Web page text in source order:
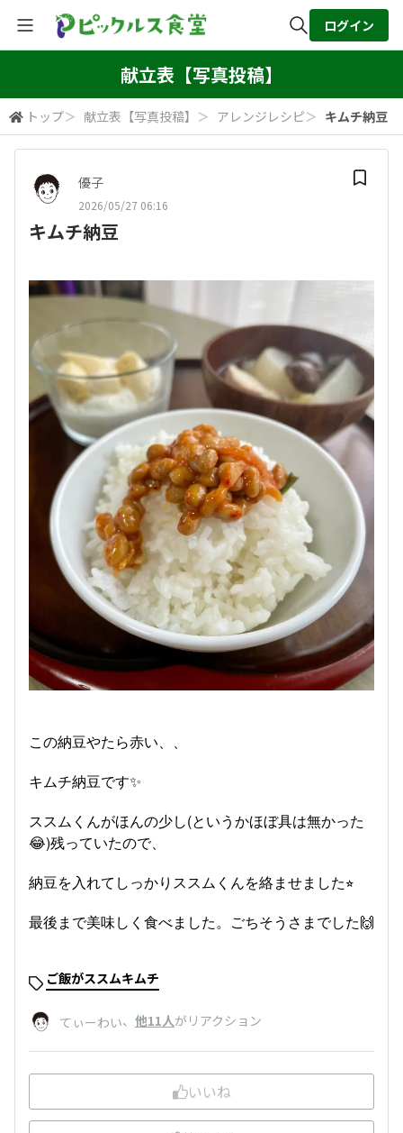
検索
ログイン
献立表【写真投稿】
トップ＞ 献立表【写真投稿】 ＞ アレンジレシピ＞ キムチ納豆
優子
2026/05/27 06:16
キムチ納豆
この納豆やたら赤い、、
キムチ納豆です✨
ススムくんがほんの少し(というかほぼ具は無かった
😂)残っていたので、
納豆を入れてしっかりススムくんを絡ませました⭐︎
最後まで美味しく食べました。ごちそうさまでした🙌
ご飯がススムキムチ
てぃーわい、 他11人がリアクション
いいね